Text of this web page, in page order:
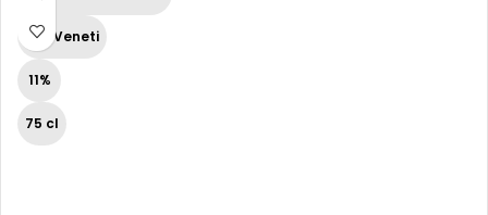
Vini Veneti
11%
75 cl